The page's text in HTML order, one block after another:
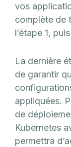
vos
complète de
l’étape 1,
La dernière
de garantir
appliquées.
de
Kubernetes
permettra